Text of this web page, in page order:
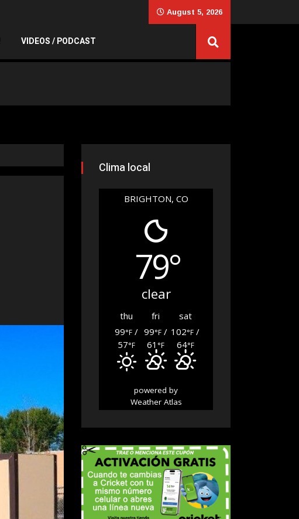
August 5, 2026
VIDEOS / PODCAST
Clima local
BRIGHTON, CO
79°
clear
thu fri
sat
99°F /
57°F
99°F /
61 °F
102°F /
64°F
powered by
Weather Atlas